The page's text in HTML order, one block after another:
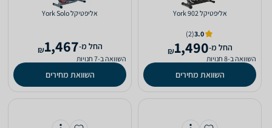
אליפטיקל York 902
3.0
(2)
‫החל מ-1,490
₪
השוואה ב-8 חנויות
השוואת מחירים
אליפטיקל York Solo
‫החל מ-1,467
₪
השוואה ב-7 חנויות
השוואת מחירים